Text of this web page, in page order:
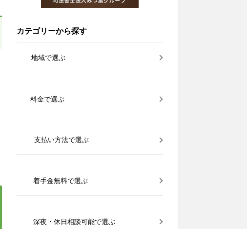
カテゴリーから探す
地域で選ぶ
料金で選ぶ
支払い方法で選ぶ
着手金無料で選ぶ
深夜・休日相談可能で選ぶ